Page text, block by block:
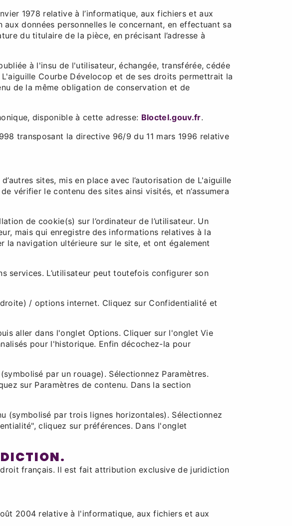
1978 relative à l’informatique, aux fichiers et aux
données personnelles le concernant, en effectuant sa
du titulaire de la pièce, en précisant l’adresse à
à l'insu de l'utilisateur, échangée, transférée, cédée
Courbe Dévelocop et de ses droits permettrait la
de la même obligation de conservation et de
disponible à cette adresse: Bloctel.gouv.fr.
transposant la directive 96/9 du 11 mars 1996 relative
sites, mis en place avec l’autorisation de L'aiguille
vérifier le contenu des sites ainsi visités, et n’assumera
de cookie(s) sur l’ordinateur de l’utilisateur. Un
mais qui enregistre des informations relatives à la
la navigation ultérieure sur le site, et ont également
services. L’utilisateur peut toutefois configurer son
/ options internet. Cliquez sur Confidentialité et
aller dans l'onglet Options. Cliquer sur l'onglet Vie
pour l'historique. Enfin décochez-la pour
par un rouage). Sélectionnez Paramètres.
sur Paramètres de contenu. Dans la section
(symbolisé par trois lignes horizontales). Sélectionnez
cliquez sur préférences. Dans l'onglet
français. Il est fait attribution exclusive de juridiction
2004 relative à l'informatique, aux fichiers et aux